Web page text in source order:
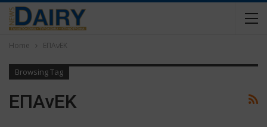
Home ΕΠΑνΕΚ
Browsing Tag
ΕΠΑνΕΚ